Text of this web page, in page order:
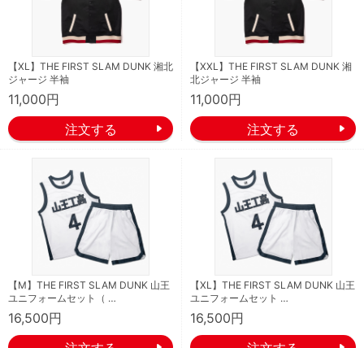
【XL】THE FIRST SLAM DUNK 湘北
ジャージ 半袖
11,000円
【XXL】THE FIRST SLAM DUNK 湘
北ジャージ 半袖
11,000円
【M】THE FIRST SLAM DUNK 山王
ユニフォームセット（ …
16,500円
【XL】THE FIRST SLAM DUNK 山王
ユニフォームセット …
16,500円